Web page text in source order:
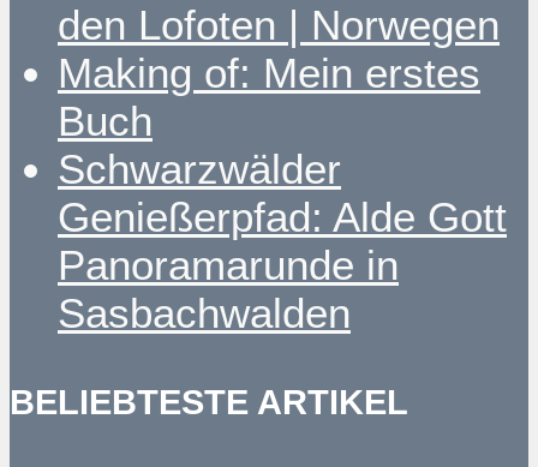
den Lofoten | Norwegen
Making of: Mein erstes
Buch
Schwarzwälder
Genießerpfad: Alde Gott
Panoramarunde in
Sasbachwalden
BELIEBTESTE ARTIKEL